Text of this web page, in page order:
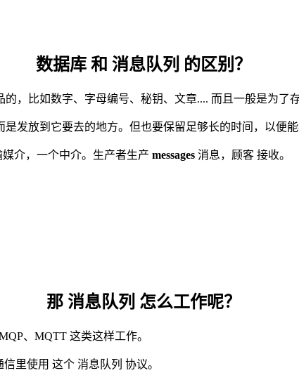
数据库 和 消息队列 的区别？
，比如数字、字母编号、秘钥、文章.... 而且一般是为了
发放到它要去的地方。但也要保留足够长的时间，以便
介，一个中介。生产者生产 messages 消息，顾客 接收。
那 消息队列 怎么工作呢？
、MQTT 这类这样工作。
里使用 这个 消息队列 协议。